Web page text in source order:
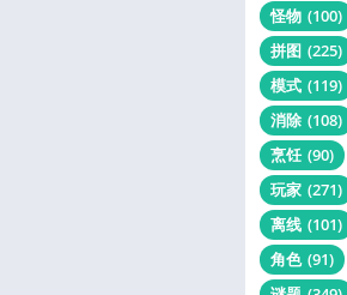
怪物 (100)
拼图 (225)
模式 (119)
消除 (108)
烹饪 (90)
玩家 (271)
离线 (101)
角色 (91)